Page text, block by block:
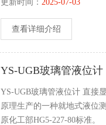
更新时间：2025-07-03
查看详细介绍
YS-UGB玻璃管液位计
YS-UGB玻璃管液位计 直接
原理生产的一种就地式液位
原化工部HG5-227-80标准。